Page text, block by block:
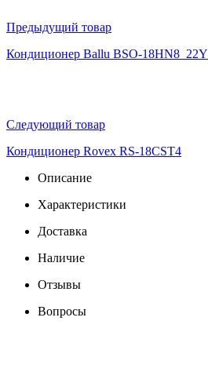
Предыдущий товар
Кондиционер Ballu BSO-18HN8_22Y
Следующий товар
Кондиционер Rovex RS-18CST4
Описание
Характеристики
Доставка
Наличие
Отзывы
Вопросы